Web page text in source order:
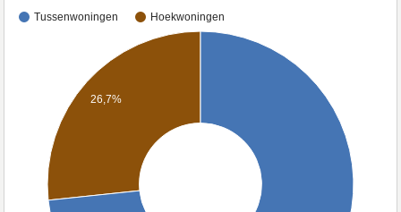
Tussenwoningen Hoekwoningen
26,7%